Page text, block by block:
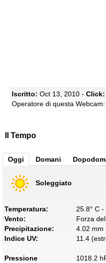
Iscritto: Oct 13, 2010 - Click:
Operatore di questa Webcam:
Il Tempo
Oggi Domani
Soleggiato
Temperatura:
25.8° C -
Vento:
Forza
Precipitazione:
4.02 mm
Indice UV:
11.4
Pressione
1018.2